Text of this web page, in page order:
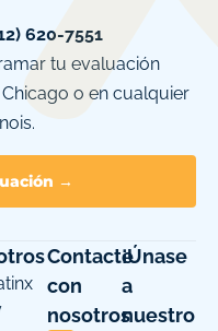
620-7551
tu evaluación
o en cualquier
→
Contacte
con
nosotros
¡Únase
a
nuestro